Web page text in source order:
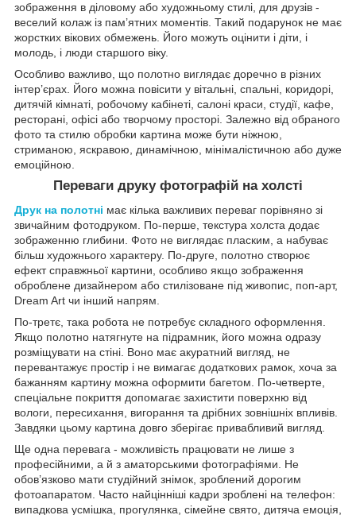
зображення в діловому або художньому стилі, для друзів -
веселий колаж із пам’ятних моментів. Такий подарунок не має
жорстких вікових обмежень. Його можуть оцінити і діти, і
молодь, і люди старшого віку.
Особливо важливо, що полотно виглядає доречно в різних
інтер’єрах. Його можна повісити у вітальні, спальні, коридорі,
дитячій кімнаті, робочому кабінеті, салоні краси, студії, кафе,
ресторані, офісі або творчому просторі. Залежно від обраного
фото та стилю обробки картина може бути ніжною,
стриманою, яскравою, динамічною, мінімалістичною або дуже
емоційною.
Переваги друку фотографій на холсті
Друк на полотні має кілька важливих переваг порівняно зі
звичайним фотодруком. По-перше, текстура холста додає
зображенню глибини. Фото не виглядає пласким, а набуває
більш художнього характеру. По-друге, полотно створює
ефект справжньої картини, особливо якщо зображення
оброблене дизайнером або стилізоване під живопис, поп-арт,
Dream Art чи інший напрям.
По-третє, така робота не потребує складного оформлення.
Якщо полотно натягнуте на підрамник, його можна одразу
розміщувати на стіні. Воно має акуратний вигляд, не
перевантажує простір і не вимагає додаткових рамок, хоча за
бажанням картину можна оформити багетом. По-четверте,
спеціальне покриття допомагає захистити поверхню від
вологи, пересихання, вигорання та дрібних зовнішніх впливів.
Завдяки цьому картина довго зберігає привабливий вигляд.
Ще одна перевага - можливість працювати не лише з
професійними, а й з аматорськими фотографіями. Не
обов’язково мати студійний знімок, зроблений дорогим
фотоапаратом. Часто найцінніші кадри зроблені на телефон:
випадкова усмішка, прогулянка, сімейне свято, дитяча емоція,